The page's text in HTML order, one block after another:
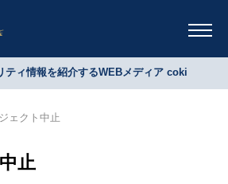
ティ情報を紹介するWEBメディア coki
ェクト中止
止